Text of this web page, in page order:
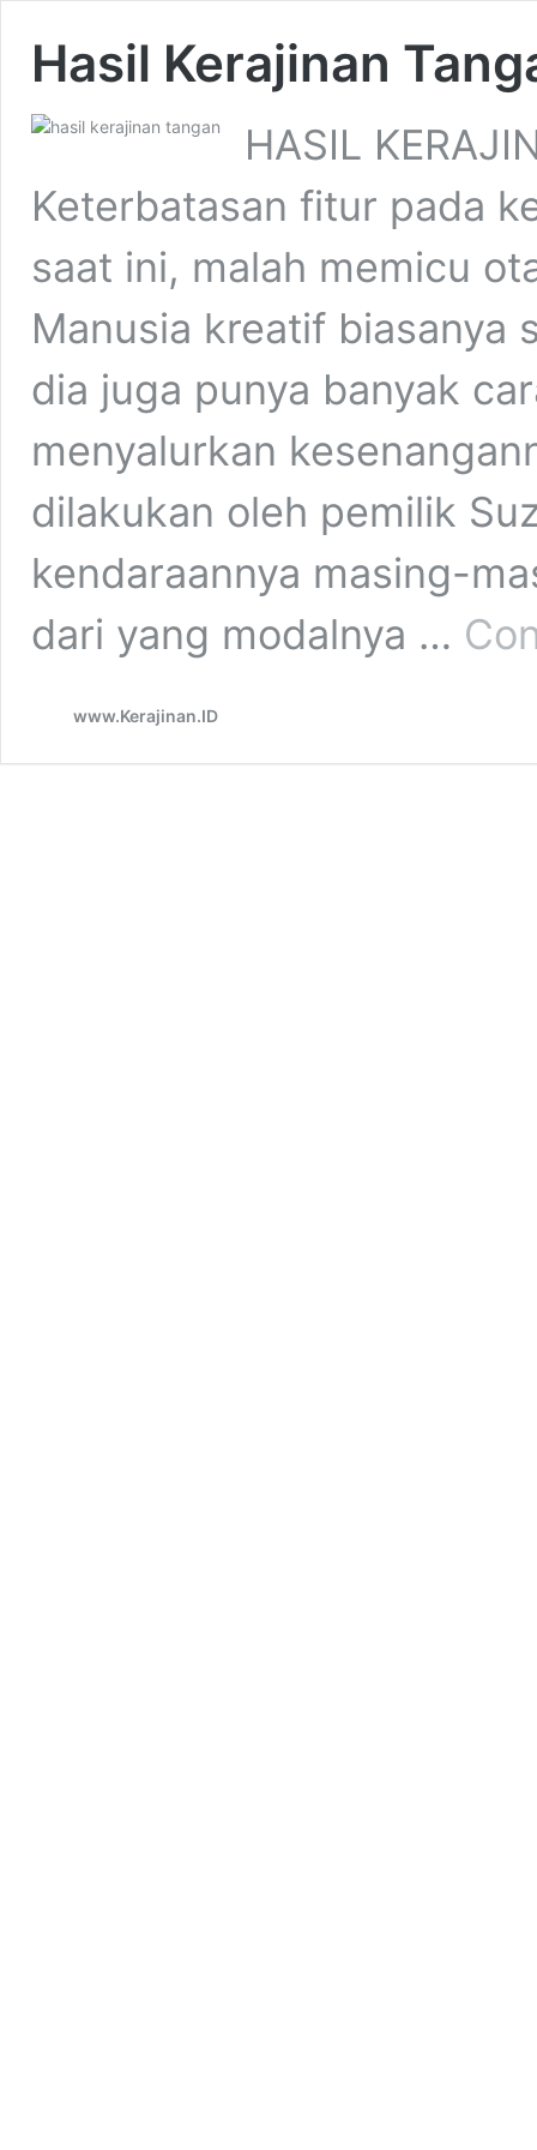
Hasil Kerajinan
HASIL
Keterbatasan fitur pada
saat ini, malah memicu
Manusia kreatif biasanya
dia juga punya banyak
menyalurkan
dilakukan oleh pemilik
kendaraannya masing-
dari yang modalnya …
www.Kerajinan.ID